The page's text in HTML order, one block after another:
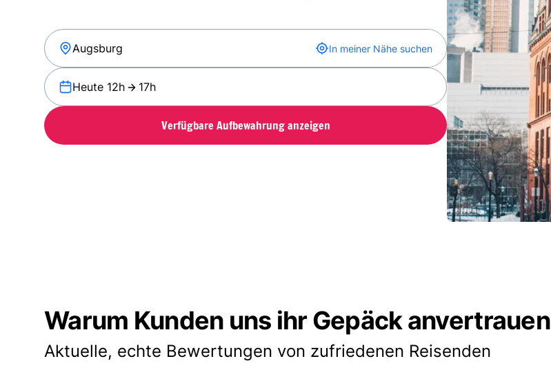
In meiner Nähe suchen
Heute 12h 17h
Verfügbare Aufbewahrung anzeigen
Warum Kunden uns ihr Gepäck anvertrauen
Aktuelle, echte Bewertungen von zufriedenen Reisenden